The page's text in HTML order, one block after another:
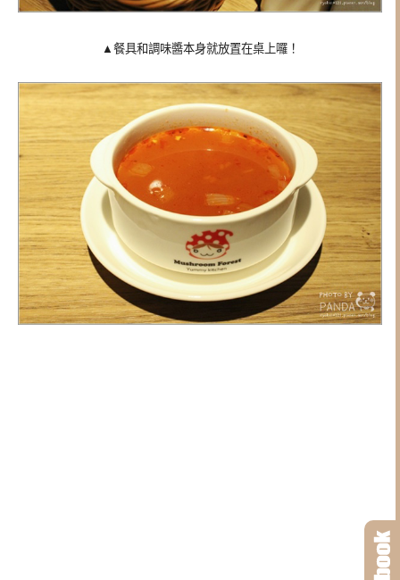
▲餐具和調味醬本身就放置在桌上囉！